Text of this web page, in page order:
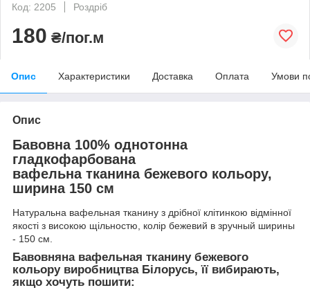
Код: 2205
Роздріб
180 ₴/пог.м
Опис Характеристики Доставка Оплата Умови
Опис
Бавовна 100% однотонна
гладкофарбована
вафельна тканина бежевого кольору,
ширина 150 см
Натуральна вафельная тканину з дрібної клітинкою відмінної
якості з високою щільностю, колір бежевий в зручный ширины
- 150 см.
Бавовняна вафельная тканину бежевого
кольору виробництва Білорусь, її вибирають,
якщо хочуть пошити: